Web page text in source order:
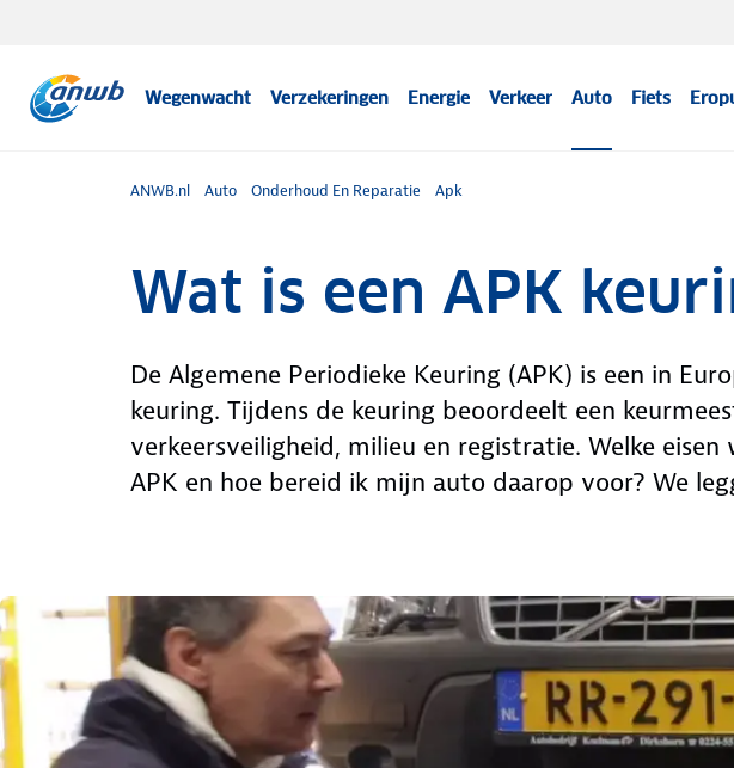
Wegenwacht Verzekeringen Energie Verkeer Auto Fiets
ANWB.nl Auto Onderhoud En Reparatie Apk
Wat is een APK
De Algemene Periodieke Keuring (APK) is een in
keuring. Tijdens de keuring beoordeelt een
verkeersveiligheid, milieu en registratie. Welke
APK en hoe bereid ik mijn auto daarop voor? We